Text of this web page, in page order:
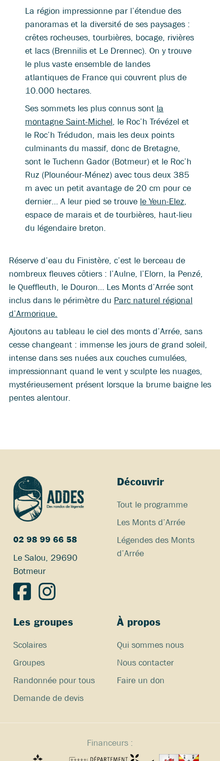
La région impressionne par l’étendue des
panoramas et la diversité de ses paysages :
crêtes rocheuses, tourbières, bocage, rivières
et lacs (Brennilis et Le Drennec). On y trouve
le plus vaste ensemble de landes
atlantiques de France qui couvrent plus de
10.000 hectares.
Ses sommets les plus connus sont la
montagne Saint-Michel, le Roc’h Trévézel et
le Roc’h Trédudon, mais les deux points
culminants du massif, donc de Bretagne,
sont le Tuchenn Gador (Botmeur) et le Roc’h
Ruz (Plounéour-Ménez) avec tous deux 385
m avec un petit avantage de 20 cm pour ce
dernier… A leur pied se trouve le Yeun-Elez,
espace de marais et de tourbières, haut-lieu
du légendaire breton.
Réserve d’eau du Finistère, c’est le berceau de
nombreux fleuves côtiers : l’Aulne, l’Elorn, la Penzé,
le Queffleuth, le Douron… Les Monts d’Arrée sont
inclus dans le périmètre du Parc naturel régional
d’Armorique.
Ajoutons au tableau le ciel des monts d’Arrée, sans
cesse changeant : immense les jours de grand soleil,
intense dans ses nuées aux couches cumulées,
impressionnant quand le vent y sculpte les nuages,
mystérieusement présent lorsque la brume baigne les
pentes alentour.
02 98 99 66 58
Le Salou, 29690
Botmeur
Découvrir
Tout le programme
Les Monts d’Arrée
Légendes des Monts
d’Arrée
Les groupes
Scolaires
Groupes
Randonnée pour tous
Demande de devis
À propos
Qui sommes nous
Nous contacter
Faire un don
Financeurs :